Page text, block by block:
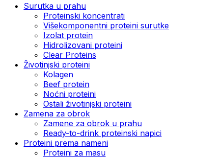
Surutka u prahu
Proteinski koncentrati
Višekomponentni proteini surutke
Izolat protein
Hidrolizovani proteini
Clear Proteins
Životinjski proteini
Kolagen
Beef protein
Noćni proteini
Ostali životinjski proteini
Zamena za obrok
Zamene za obrok u prahu
Ready-to-drink proteinski napici
Proteini prema nameni
Proteini za masu